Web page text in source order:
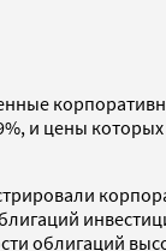
и цены
облигаций